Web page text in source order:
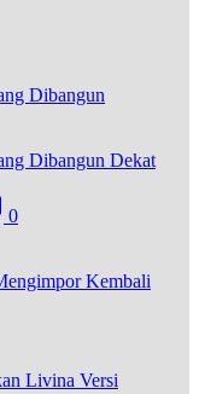
Dibangun Dekat
0
Kembali
Livina Versi